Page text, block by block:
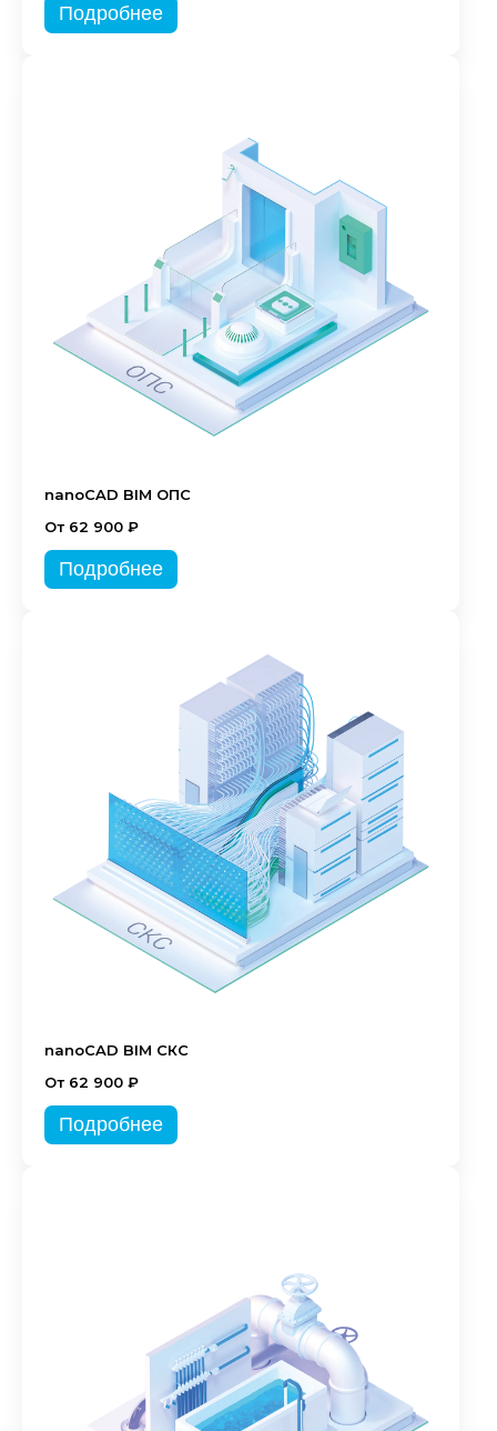
Подробнее
nanoCAD BIM ОПС
От 62 900 ₽
Подробнее
nanoCAD BIM СКС
От 62 900 ₽
Подробнее